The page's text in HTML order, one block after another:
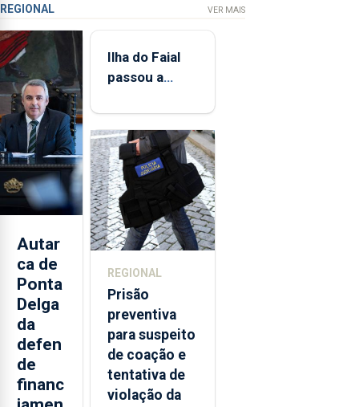
Páscoa...
REGIONAL VER MAIS
Autar
ca de
Ponta
Delga
da
defen
de
financ
Ilha do Faial
passou a
de
monitorização
de infrassons
dos Açores
REGIONAL
Prisão
preventiva
para suspeito
de coação e
tentativa de
violação da